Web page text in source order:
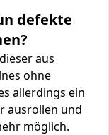
defekte
aus
ohne
allerdings ein
ausrollen und
möglich.